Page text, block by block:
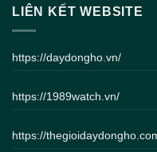
LIÊN KẾT WEBSITE
https://daydongho.vn/
https://1989watch.vn/
https://